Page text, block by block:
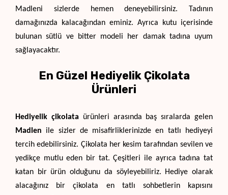
Madleni sizlerde hemen deneyebilirsiniz. Tadının
damağınızda kalacağından eminiz. Ayrıca kutu içerisinde
bulunan sütlü ve bitter modeli her damak tadına uyum
sağlayacaktır.
En Güzel Hediyelik Çikolata
Ürünleri
Hediyelik çikolata
Madlen ile sizler de misafirliklerinizde en tatlı hediyeyi
tercih edebilirsiniz. Çikolata her kesim tarafından sevilen ve
yedikçe mutlu eden bir tat. Çeşitleri ile ayrıca tadına tat
katan bir ürün olduğunu da söyleyebiliriz. Hediye olarak
alacağınız bir çikolata en tatlı sohbetlerin kapısını